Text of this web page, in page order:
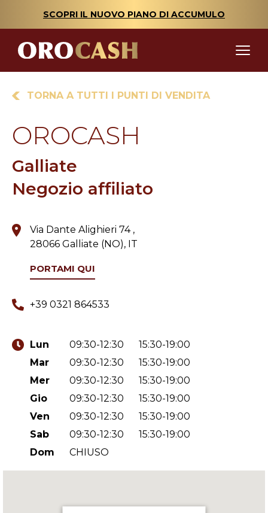
SCOPRI IL NUOVO PIANO DI ACCUMULO
TORNA A TUTTI I PUNTI DI VENDITA
OROCASH
Galliate
Negozio affiliato
Via Dante Alighieri 74 ,
28066 Galliate (NO), IT
PORTAMI QUI
+39 0321 864533
Lun 09:30-12:30
15:30-19:00
Mar
09:30-12:30
15:30-19:00
Mer
09:30-12:30
15:30-19:00
Gio
09:30-12:30
15:30-19:00
Ven
09:30-12:30
15:30-19:00
Sab
09:30-12:30
15:30-19:00
Dom
CHIUSO